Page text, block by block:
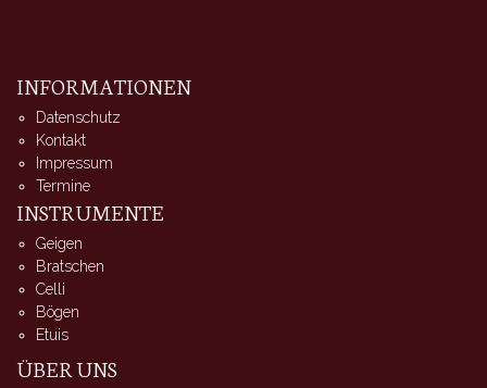
INFORMATIONEN
Datenschutz
Kontakt
Impressum
Termine
INSTRUMENTE
Geigen
Bratschen
Celli
Bögen
Etuis
ÜBER UNS